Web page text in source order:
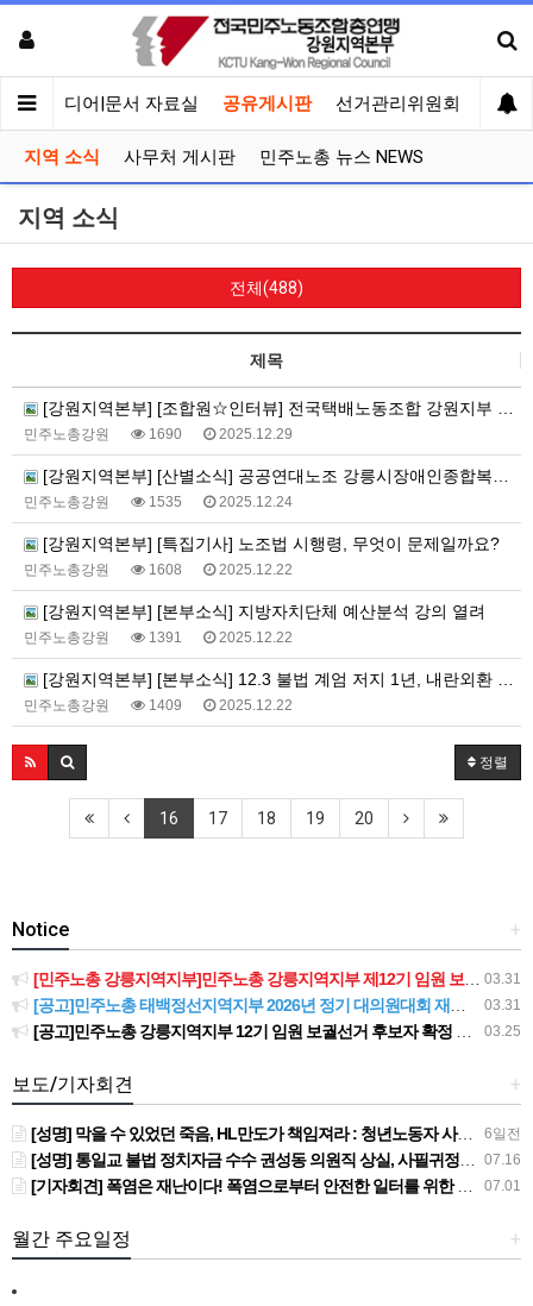
견 미디어|문서 자료실 공유게시판 선거관리위원회
지역 소식 사무처 게시판 민주노총 뉴스 NEWS
지역 소식
전체(488)
제목
[강원지역본부] [조합원☆인터뷰] 전국택배노동조합 강원지부 롯데춘천지회장 서정훈동지
민주노총강원 1690 2025.12.29
[강원지역본부] [산별소식] 공공연대노조 강릉시장애인종합복지관지회로부터
민주노총강원 1535 2025.12.24
[강원지역본부] [특집기사] 노조법 시행령, 무엇이 문제일까요?
민주노총강원 1608 2025.12.22
[강원지역본부] [본부소식] 지방자치단체 예산분석 강의 열려
민주노총강원 1391 2025.12.22
[강원지역본부] [본부소식] 12.3 불법 계엄 저지 1년, 내란외환 청산-사회대개혁! 강원지역 공동행동 및 기자회견
민주노총강원 1409 2025.12.22
정렬
16 17 18 19 20
+
Notice
03.31
[민주노총 강릉지역지부]민주노총 강릉지역지부 제12기 임원 보궐선거결과 공고
03.31
[공고]민주노총 태백정선지역지부 2026년 정기 대의원대회 재소집 건
03.25
[공고]민주노총 강릉지역지부 12기 임원 보궐선거 후보자 확정 공고
+
보도/기자회견
6일전
[성명] 막을 수 있었던 죽음, HL만도가 책임져라 : 청년노동자 사망사고의 철저한 진상규명과 재발방지 대책 마련하라
07.16
[성명] 통일교 불법 정치자금 수수 권성동 의원직 상실, 사필귀정이다
07.01
[기자회견] 폭염은 재난이다! 폭염으로부터 안전한 일터를 위한 민주노총 강원지역본부 폭염감시단 선포 기자회견
+
월간 주요일정